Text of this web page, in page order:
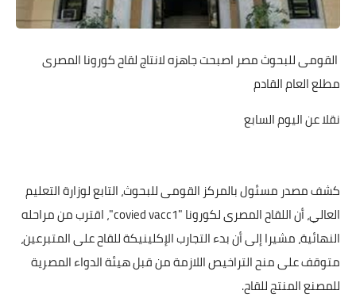
القومى للبحوث مصر اصبحت جاهزه لانتاج لقاح كورونا المصرى
مطلع العام القادم
نقلا عن اليوم السابع
كشف مصدر مسئول بالمركز القومى للبحوث، التابع لوزارة التعليم
العالي، أن اللقاح المصرى لكورونا "covied vacc1"، اقترب من مراحله
النهائية، مشيرا إلى أن بدء التجارب الإكلينيكة للقاح على المتبرعين،
متوقف على منح التراخيص اللازمة من قبل هيئة الدواء المصرية
للمصنع المنتج للقاح.